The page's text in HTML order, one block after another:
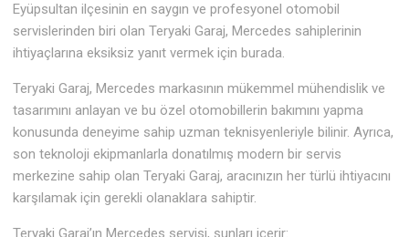
Eyüpsultan ilçesinin en saygın ve profesyonel otomobil
servislerinden biri olan Teryaki Garaj, Mercedes sahiplerinin
ihtiyaçlarına eksiksiz yanıt vermek için burada.
Teryaki Garaj, Mercedes markasının mükemmel mühendislik ve
tasarımını anlayan ve bu özel otomobillerin bakımını yapma
konusunda deneyime sahip uzman teknisyenleriyle bilinir. Ayrıca,
son teknoloji ekipmanlarla donatılmış modern bir servis
merkezine sahip olan Teryaki Garaj, aracınızın her türlü ihtiyacını
karşılamak için gerekli olanaklara sahiptir.